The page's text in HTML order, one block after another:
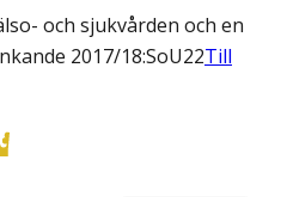
och sjukvården och en
2017/18:SoU22Till